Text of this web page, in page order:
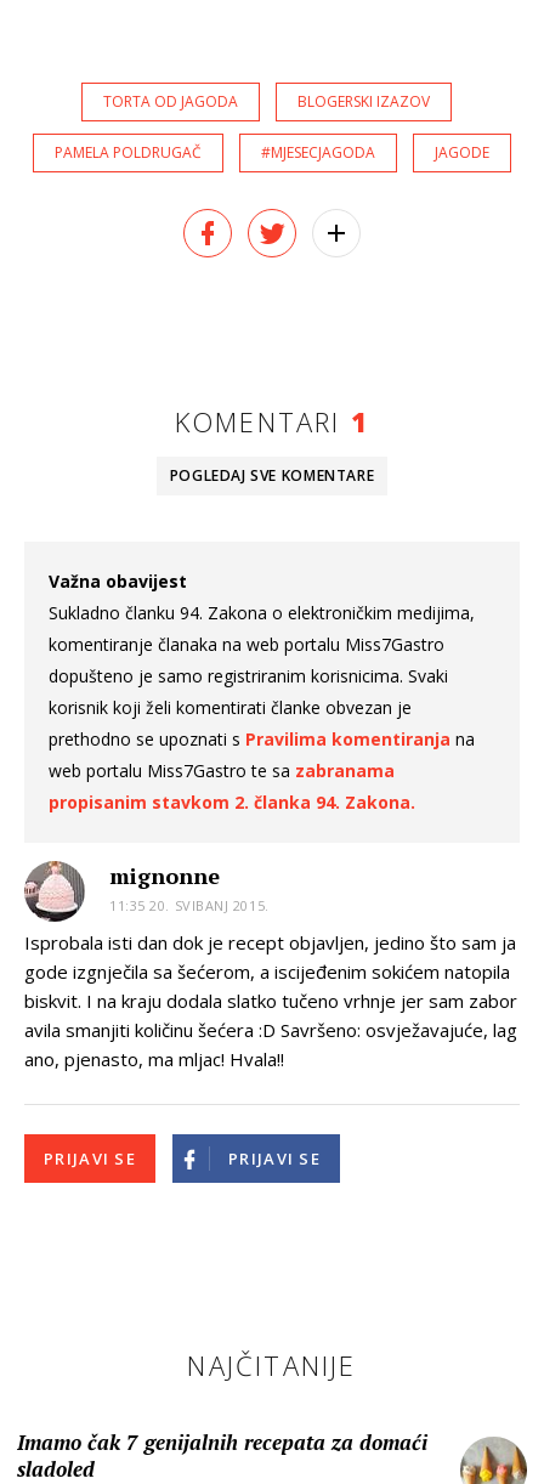
TORTA OD JAGODA BLOGERSKI IZAZOV
PAMELA POLDRUGAČ #MJESECJAGODA JAGODE
KOMENTARI 1
POGLEDAJ SVE KOMENTARE
Važna obavijest
Sukladno članku 94. Zakona o elektroničkim medijima,
komentiranje članaka na web portalu Miss7Gastro
dopušteno je samo registriranim korisnicima. Svaki
korisnik koji želi komentirati članke obvezan je
prethodno se upoznati s Pravilima komentiranja na
web portalu Miss7Gastro te sa zabranama
propisanim stavkom 2. članka 94. Zakona.
mignonne
11:35 20. SVIBANJ 2015.
Isprobala isti dan dok je recept objavljen, jedino što sam ja
gode izgnječila sa šećerom, a iscijeđenim sokićem natopila
biskvit. I na kraju dodala slatko tučeno vrhnje jer sam zabor
avila smanjiti količinu šećera :D Savršeno: osvježavajuće, lag
ano, pjenasto, ma mljac! Hvala!!
PRIJAVI SE PRIJAVI SE
NAJČITANIJE
Imamo čak 7 genijalnih recepata za domaći
sladoled